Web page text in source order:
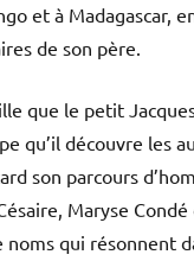
et à Madagascar,
de son père.
que le petit
qu’il découvre les
son parcours
Maryse Condé
noms qui résonnent